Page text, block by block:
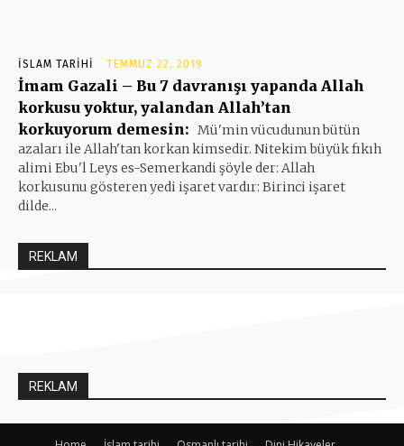
İSLAM TARIHI TEMMUZ 22, 2019
İmam Gazali – Bu 7 davranışı yapanda Allah
korkusu yoktur, yalandan Allah’tan
korkuyorum demesin: Mü'min vücudunun bütün
azaları ile Allah'tan korkan kimsedir. Nitekim büyük fıkıh
alimi Ebu'l Leys es-Semerkandi şöyle der: Allah
korkusunu gösteren yedi işaret vardır: Birinci işaret
dilde...
REKLAM
REKLAM